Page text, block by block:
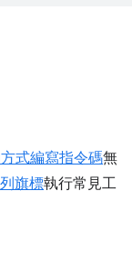
式編寫指令碼無
旗標執行常見工